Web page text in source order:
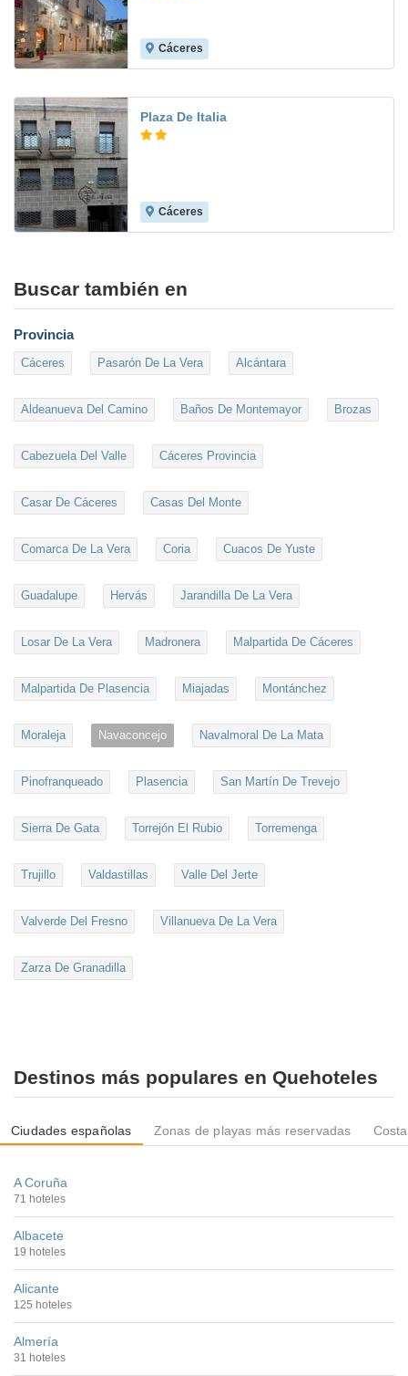
Cáceres
Plaza De Italia
Cáceres
Buscar también en
Provincia
Cáceres Pasarón De La Vera Alcántara
Aldeanueva Del Camino Baños De Montemayor Brozas
Cabezuela Del Valle Cáceres Provincia
Casar De Cáceres Casas Del Monte
Comarca De La Vera Coria Cuacos De Yuste
Guadalupe Hervás Jarandilla De La Vera
Losar De La Vera Madronera Malpartida De Cáceres
Malpartida De Plasencia Miajadas Montánchez
Moraleja Navaconcejo Navalmoral De La Mata
Pinofranqueado Plasencia San Martín De Trevejo
Sierra De Gata Torrejón El Rubio Torremenga
Trujillo Valdastillas Valle Del Jerte
Valverde Del Fresno Villanueva De La Vera
Zarza De Granadilla
Destinos más populares en Quehoteles
Ciudades españolas Zonas de playas más reservadas
A Coruña
71 hoteles
Albacete
19 hoteles
Alicante
125 hoteles
Almería
31 hoteles